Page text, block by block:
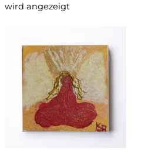
wird angezeigt